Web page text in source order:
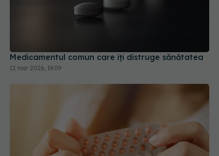
Medicamentul comun care îți distruge sănătatea